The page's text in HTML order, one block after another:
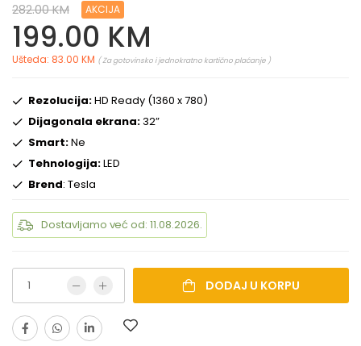
282.00 KM AKCIJA
199.00 KM
Ušteda: 83.00 KM ( Za gotovinsko i jednokratno kartično plaćanje )
Rezolucija:HD Ready (1360 x 780)
Dijagonala ekrana:32”
Smart:Ne
Tehnologija:LED
Brend: Tesla
Dostavljamo već od: 11.08.2026.
DODAJ U KORPU